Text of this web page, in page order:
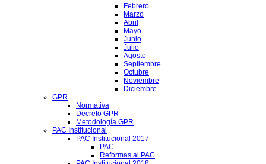
Febrero
Marzo
Abril
Mayo
Junio
Julio
Agosto
Septiembre
Octubre
Noviembre
Diciembre
GPR
Normativa
Decreto GPR
Metodología GPR
PAC Institucional
PAC Institucional 2017
PAC
Reformas al PAC